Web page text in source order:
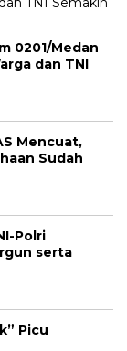
0201/Medan
dan TNI
Mencuat,
Sudah
Polri
serta
Picu